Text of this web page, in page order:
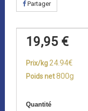
Partager
19,95 €
Prix/kg24.94€
Poids net800g
Quantité